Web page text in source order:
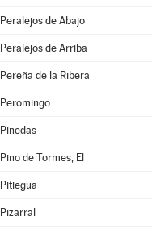
Peralejos de Abajo
Peralejos de Arriba
Pereña de la Ribera
Peromingo
Pinedas
Pino de Tormes, El
Pitiegua
Pizarral